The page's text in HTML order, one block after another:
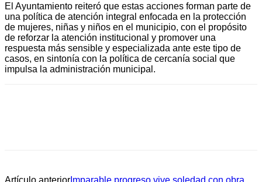
El Ayuntamiento reiteró que estas acciones forman parte de
una política de atención integral enfocada en la protección
de mujeres, niñas y niños en el municipio, con el propósito
de reforzar la atención institucional y promover una
respuesta más sensible y especializada ante este tipo de
casos, en sintonía con la política de cercanía social que
impulsa la administración municipal.
Artículo anterior Imparable progreso vive soledad con obra